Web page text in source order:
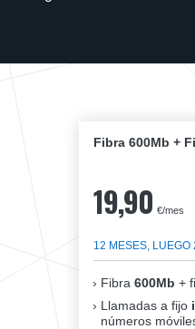
Fibra 600Mb +
19,90 €/mes
12 MESES, LUEGO
Fibra 600Mb +
Llamadas a fijo
números